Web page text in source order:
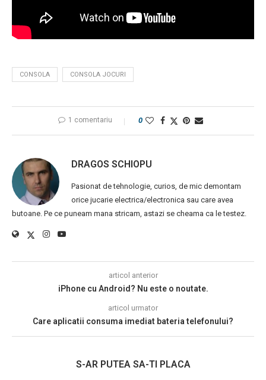
CONSOLA CONSOLA JOCURI
1 comentariu 0
DRAGOS SCHIOPU
Pasionat de tehnologie, curios, de mic demontam
orice jucarie electrica/electronica sau care avea
butoane. Pe ce puneam mana stricam, astazi se cheama ca le testez.
articol anterior
iPhone cu Android? Nu este o noutate.
articol urmator
Care aplicatii consuma imediat bateria telefonului?
S-AR PUTEA SA-TI PLACA